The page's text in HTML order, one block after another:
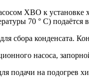
ХВО к
70 ° С) подаётся
сбора конденсата.
насоса,
подачи на